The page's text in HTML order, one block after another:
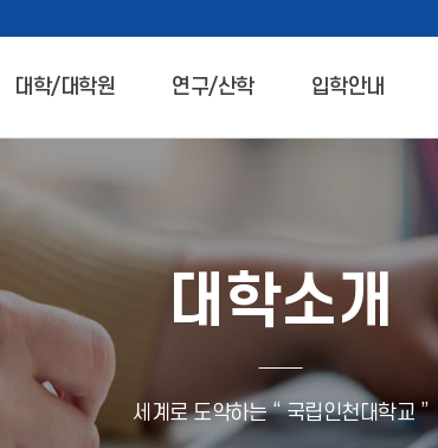
대학/대학원 연구/산학 입학안내
대학소개
세계로 도약하는 “ 국립인천대학교 ”